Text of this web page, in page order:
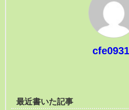
最近書いた記事